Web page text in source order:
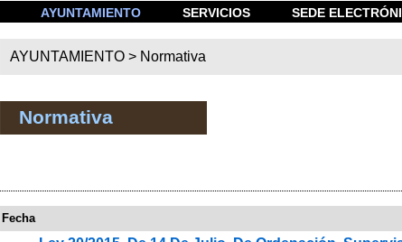
AYUNTAMIENTO SERVICIOS SEDE
AYUNTAMIENTO > Normativa
Normativa
Fecha